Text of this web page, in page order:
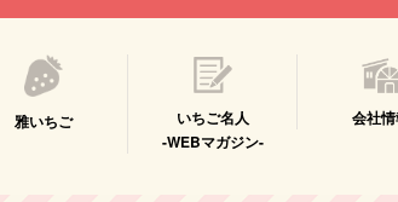
雅いちご
いちご名人
-WEBマガジン-
会社